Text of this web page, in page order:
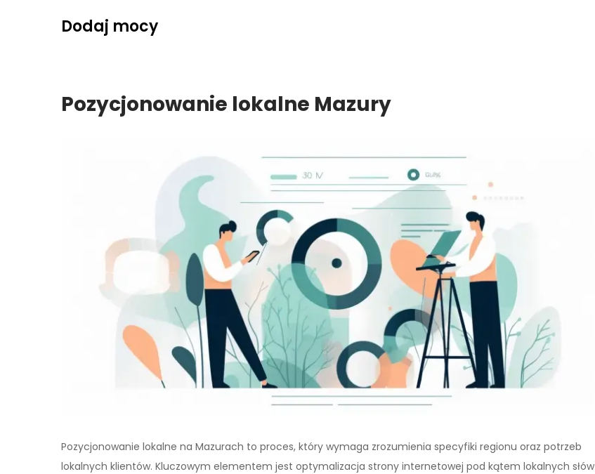
Dodaj mocy
Pozycjonowanie lokalne Mazury
Pozycjonowanie lokalne na Mazurach to proces, który wymaga zrozumienia specyfiki regionu oraz potrzeb
lokalnych klientów. Kluczowym elementem jest optymalizacja strony internetowej pod kątem lokalnych słów